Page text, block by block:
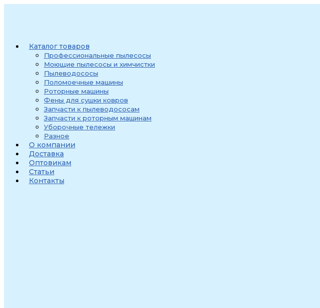
Каталог товаров
Профессиональные пылесосы
Моющие пылесосы и химчистки
Пылеводососы
Поломоечные машины
Роторные машины
Фены для сушки ковров
Запчасти к пылеводососам
Запчасти к роторным машинам
Уборочные тележки
Разное
О компании
Доставка
Оптовикам
Статьи
Контакты